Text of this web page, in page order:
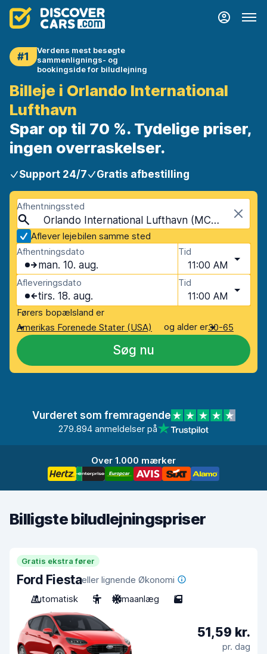
#1
Verdens mest besøgte
sammenlignings- og
bookingside for biludlejning
Billeje i Orlando International
Lufthavn
Spar op til 70 %. Tydelige priser,
ingen overraskelser.
Support 24/7 Gratis afbestilling
Afhentningssted
Orlando International Lufthavn (MCO), Orlando, USA - Florida
Aflever lejebilen samme sted
Afhentningsdato
man. 10. aug.
Tid
11:00 AM
Afleveringsdato
tirs. 18. aug.
Tid
11:00 AM
Førers bopælsland er
Amerikas Forenede Stater (USA)
og alder er30-65
Søg nu
Vurderet som fremragende
279.894 anmeldelser på
Over 1.000 mærker
Billigste biludlejningspriser
Gratis ekstra fører
Ford Fiestaeller lignende Økonomi
Automatisk
5 Klimaanlæg 5
51,59 kr.
pr. dag